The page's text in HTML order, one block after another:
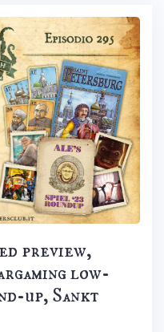
preview,
low-
up, Sankt